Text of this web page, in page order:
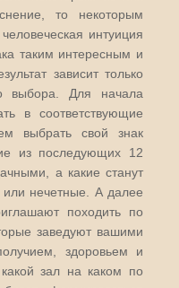
то некоторым
интуиция
таким интересным и
зависит только
выбора. Для начала
в соответствующие
выбрать свой знак
из последующих 12
а какие станут
нечетные. А далее
походить по
заведуют вашими
здоровьем и
зал на каком по